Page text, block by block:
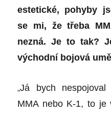
estetické, pohyby
se mi, že třeba
nezná. Je to tak?
východní bojová
„Já bych
MMA nebo K-1, to